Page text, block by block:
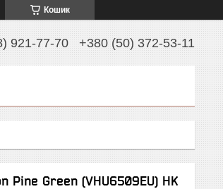
Кошик
921-77-70 +380 (50) 372-53-11
Green (VHU6509EU) HK